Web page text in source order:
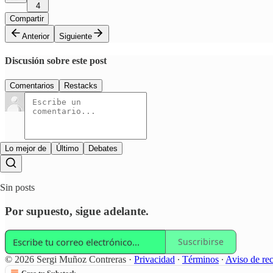
4
Compartir
Anterior
Siguiente
Discusión sobre este post
Comentarios Restacks
Lo mejor de Último Debates
Sin posts
Por supuesto, sigue adelante.
Suscribirse
© 2026 Sergi Muñoz Contreras · Privacidad ∙ Términos ∙ Aviso de